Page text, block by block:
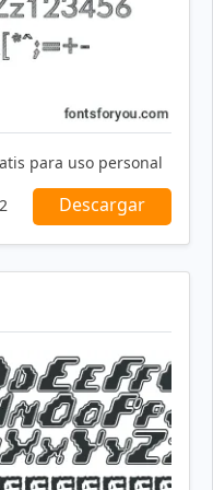
para uso personal
Descargar